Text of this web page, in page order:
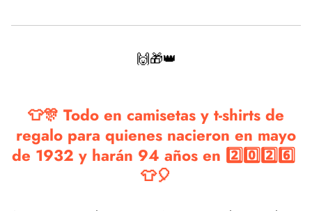
🙌🎁👑
👕🎊 Todo en camisetas y t-shirts de
regalo para quienes nacieron en mayo
de 1932 y harán 94 años en 2️⃣0️⃣2️⃣6️⃣
👕🎈